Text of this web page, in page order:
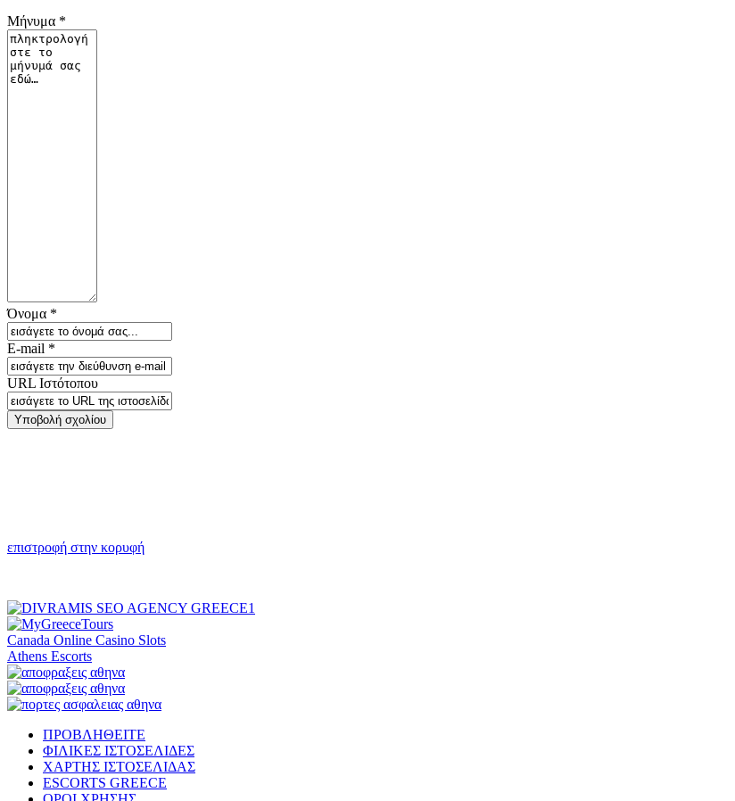
Μήνυμα *
Όνομα *
E-mail *
URL Ιστότοπου
επιστροφή στην κορυφή
Canada Online Casino Slots
Athens Escorts
ΠΡΟΒΛΗΘΕΙΤΕ
ΦΙΛΙΚΕΣ ΙΣΤΟΣΕΛΙΔΕΣ
ΧΑΡΤΗΣ ΙΣΤΟΣΕΛΙΔΑΣ
ESCORTS GREECE